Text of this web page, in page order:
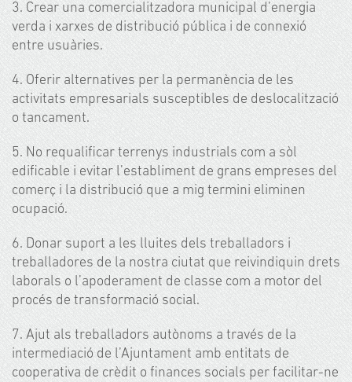
3. Crear una comercialitzadora municipal d’energia
verda i xarxes de distribució pública i de connexió
entre usuàries.
4. Oferir alternatives per la permanència de les
activitats empresarials susceptibles de deslocalització
o tancament.
5. No requalificar terrenys industrials com a sòl
edificable i evitar l’establiment de grans empreses del
comerç i la distribució que a mig termini eliminen
ocupació.
6. Donar suport a les lluites dels treballadors i
treballadores de la nostra ciutat que reivindiquin drets
laborals o l’apoderament de classe com a motor del
procés de transformació social.
7. Ajut als treballadors autònoms a través de la
intermediació de l’Ajuntament amb entitats de
cooperativa de crèdit o finances socials per facilitar-ne